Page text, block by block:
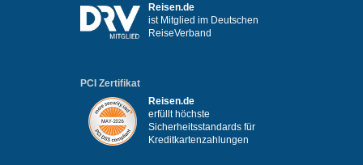
Reisen.de
ist Mitglied im Deutschen
ReiseVerband
PCI Zertifikat
Reisen.de
erfüllt höchste
Sicherheitsstandards für
Kreditkartenzahlungen